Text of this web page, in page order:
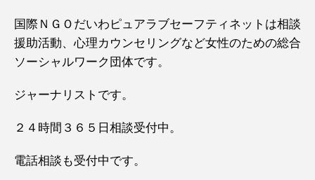
国際ＮＧＯだいわピュアラブセーフティネットは相談
援助活動、心理カウンセリングなど女性のための総合
ソーシャルワーク団体です。
ジャーナリストです。
２４時間３６５日相談受付中。
電話相談も受付中です。